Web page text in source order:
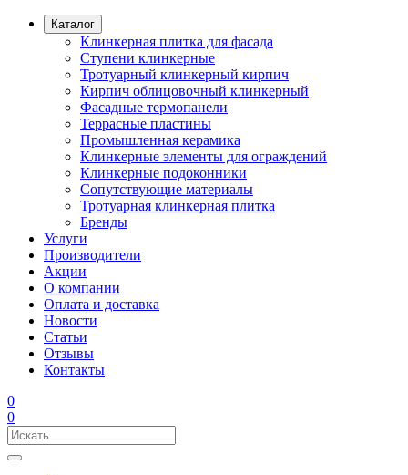
Каталог
Клинкерная плитка для фасада
Ступени клинкерные
Тротуарный клинкерный кирпич
Кирпич облицовочный клинкерный
Фасадные термопанели
Террасные пластины
Промышленная керамика
Клинкерные элементы для ограждений
Клинкерные подоконники
Сопутствующие материалы
Тротуарная клинкерная плитка
Бренды
Услуги
Производители
Акции
О компании
Оплата и доставка
Новости
Статьи
Отзывы
Контакты
0
0